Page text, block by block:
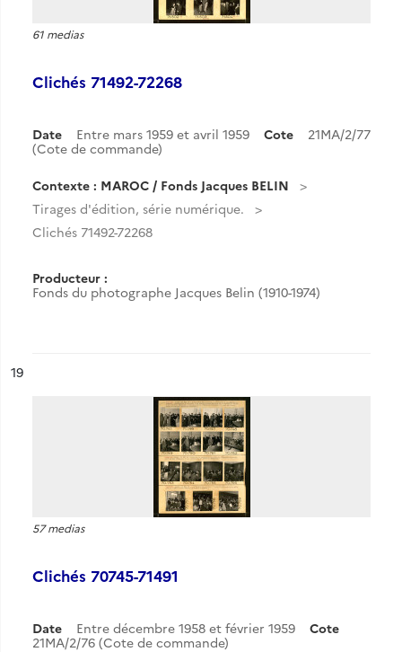
61 medias
Clichés 71492-72268
Date Entre mars 1959 et avril 1959 Cote
21MA/2/77
(Cote de commande)
Contexte : MAROC / Fonds Jacques BELIN
Tirages d'édition, série numérique.
Clichés 71492-72268
Producteur :
Fonds du photographe Jacques Belin (1910-1974)
n°
19
57 medias
Clichés 70745-71491
Date Entre décembre 1958 et février 1959
Cote
21MA/2/76 (Cote de commande)